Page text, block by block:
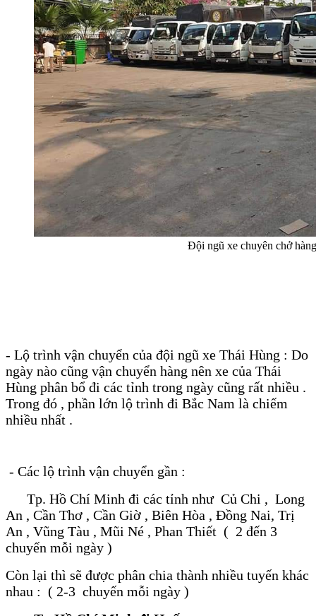
Đội ngũ xe chuyên chở
- Lộ trình vận chuyển của đội ngũ xe Thái Hùng : Do
ngày nào cũng vận chuyển hàng nên xe của Thái
Hùng phân bổ đi các tỉnh trong ngày cũng rất nhiều .
Trong đó , phần lớn lộ trình đi Bắc Nam là chiếm
nhiều nhất .
- Các lộ trình vận chuyển gần :
Tp. Hồ Chí Minh đi các tỉnh như Củ Chi , Long
An , Cần Thơ , Cần Giờ , Biên Hòa , Đồng Nai, Trị
An , Vũng Tàu , Mũi Né , Phan Thiết ( 2 đến 3
chuyến mỗi ngày )
Còn lại thì sẽ được phân chia thành nhiều tuyến khác
nhau : ( 2-3 chuyến mỗi ngày )